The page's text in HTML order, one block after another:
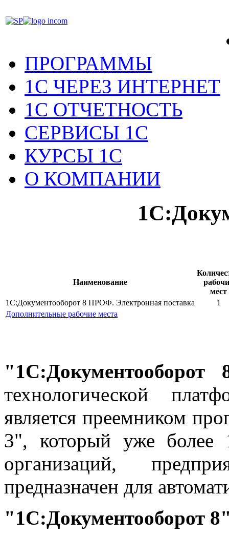
ПРОГРАММЫ
1С ЧЕРЕЗ ИНТЕРНЕТ
1С ОТЧЕТНОСТЬ
СЕРВИСЫ 1С
КУРСЫ 1С
О КОМПАНИИ
Наименование
мест
1С:Документооборот 8 ПРОФ. Электронная поставка
1
Дополнительные рабочие места
"1С:Документооборот
технологической
является преемником
3", который уже более
организаций,
предназначен для
"1С:Документооборот